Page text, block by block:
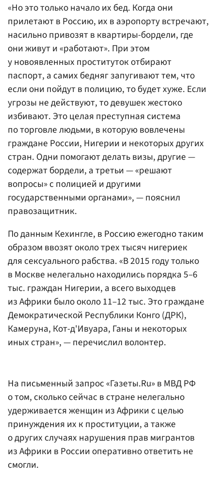
«Но это только начало их бед. Когда они
прилетают в Россию, их в аэропорту встречают,
насильно привозят в квартиры-бордели, где
они живут и «работают». При этом
у новоявленных проституток отбирают
паспорт, а самих бедняг запугивают тем, что
если они пойдут в полицию, то будет хуже. Если
угрозы не действуют, то девушек жестоко
избивают. Это целая преступная система
по торговле людьми, в которую вовлечены
граждане России, Нигерии и некоторых других
стран. Одни помогают делать визы, другие —
содержат бордели, а третьи — «решают
вопросы» с полицией и другими
государственными органами», — пояснил
правозащитник.
По данным Кехингле, в Россию ежегодно таким
образом ввозят около трех тысяч нигериек
для сексуального рабства. «В 2015 году только
в Москве нелегально находились порядка 5–6
тыс. граждан Нигерии, а всего выходцев
из Африки было около 11–12 тыс. Это граждане
Демократической Республики Конго (ДРК),
Камеруна, Кот-д'Ивуара, Ганы и некоторых
иных стран», — перечислил волонтер.
На письменный запрос «Газеты.Ru» в МВД РФ
о том, сколько сейчас в стране нелегально
удерживается женщин из Африки с целью
принуждения их к проституции, а также
о других случаях нарушения прав мигрантов
из Африки в России оперативно ответить не
смогли.